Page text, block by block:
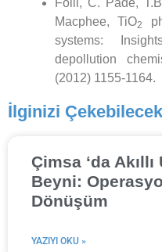
Macphee, TiO2
systems:
depollution
(2012) 1155-1164.
İlginizi
Çimsa ‘da
Beyni:
Dönüşüm
YAZIYI OKU »